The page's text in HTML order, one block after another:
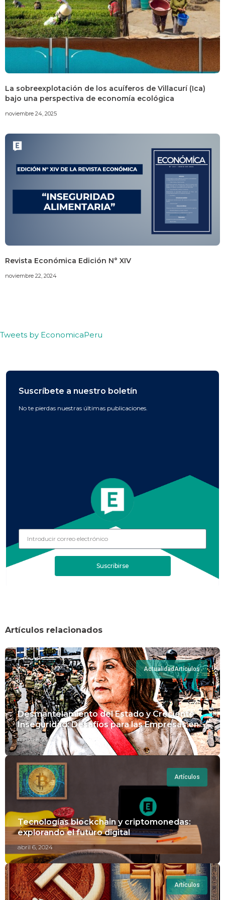
La sobreexplotación de los acuíferos de Villacurí (Ica)
bajo una perspectiva de economía ecológica
noviembre 24, 2025
Revista Económica Edición N° XIV
noviembre 22, 2024
Tweets by EconomicaPeru
Suscríbete a nuestro boletín
No te pierdas nuestras últimas publicaciones.
Suscribirse
Artículos relacionados
ActualidadArtículos
Desmantelamiento del Estado y Creciente
Inseguridad: Desafíos para las Empresas en
Perú.
mayo 8, 2024
Artículos
Tecnologías blockchain y criptomonedas:
explorando el futuro digital
abril 6, 2024
Artículos